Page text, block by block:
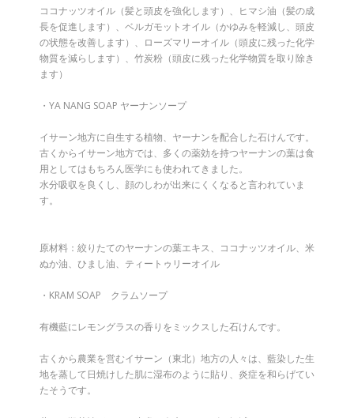
ココナッツオイル（髪と頭皮を強化します）、ヒマシ油（髪の成
長を促進します）、ベルガモットオイル（かゆみを軽減し、頭皮
の状態を改善します）、ローズマリーオイル（頭皮に残った化学
物質を減らします）、竹炭粉（頭皮に残った化学物質を取り除き
ます）
・YA NANG SOAP ヤーナンソープ
イサーン地方に自生する植物、ヤーナンを配合した石けんです。
古くからイサーン地方では、多くの薬効を持つヤーナンの葉は食
用としてはもちろん医学にも使われてきました。
水分吸収を良くし、顔のしわが出来にくくなると言われていま
す。
原材料：絞りたてのヤーナンの葉エキス、ココナッツオイル、米
ぬか油、ひまし油、ティートゥリーオイル
・KRAM SOAP クラムソープ
有機藍にレモングラスの香りをミックスした石けんです。
古くから農業を営むイサーン（東北）地方の人々は、藍染した生
地を蒸して日焼けした肌に湿布のように貼り、炎症を和らげてい
たそうです。